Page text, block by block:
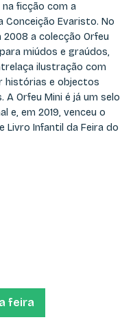
na ficção com a
Evaristo. No
a colecção Orfeu
miúdos e graúdos,
ilustração com
histórias e objectos
Orfeu Mini é já um selo
e, em 2019, venceu o
Livro Infantil da Feira do
feira